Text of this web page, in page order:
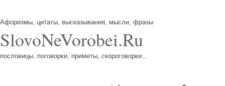
Афоризмы, цитаты, высказывания, мысли, фразы
SlovoNeVorobei.Ru
пословицы, поговорки, приметы, скороговорки...